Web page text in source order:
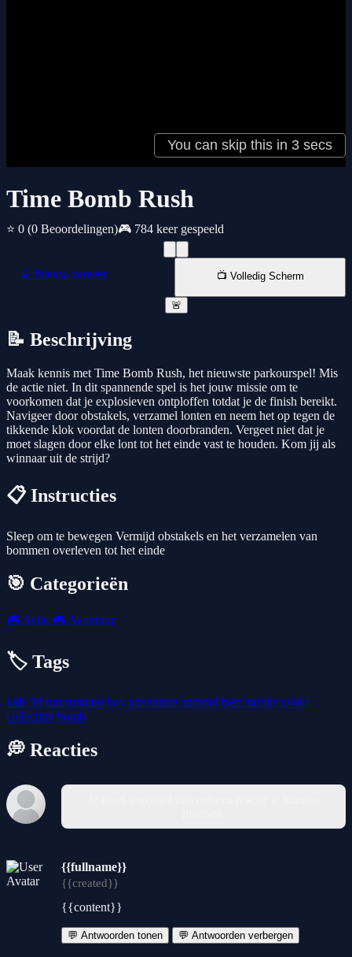
Time Bomb Rush
⭐ 0 (0 Beoordelingen)🎮 784 keer gespeeld
📱 Nieuw venster 📺 Volledig Scherm
🚨
📝 Beschrijving
Maak kennis met Time Bomb Rush, het nieuwste parkourspel! Mis
de actie niet. In dit spannende spel is het jouw missie om te
voorkomen dat je explosieven ontploffen totdat je de finish bereikt.
Navigeer door obstakels, verzamel lonten en neem het op tegen de
tikkende klok voordat de lonten doorbranden. Vergeet niet dat je
moet slagen door elke lont tot het einde vast te houden. Kom jij als
winnaar uit de strijd?
📋 Instructies
Sleep om te bewegen Vermijd obstakels en het verzamelen van
bommen overleven tot het einde
🎯 Categorieën
🎮 Actie 🎮 Avontuur
🏷️ Tags
kids 3d run running boy adventure android best mobile avoid
collecting bomb
💭 Reacties
{{fullname}}
{{created}}
{{content}}
💬 Antwoorden tonen 💬 Antwoorden verbergen